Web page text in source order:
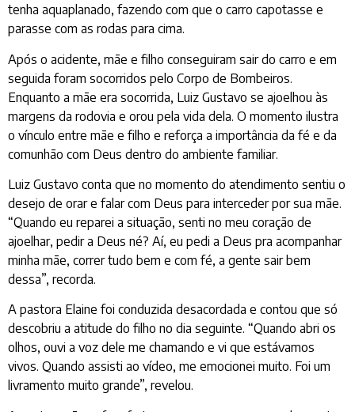
tenha aquaplanado, fazendo com que o carro capotasse e
parasse com as rodas para cima.
Após o acidente, mãe e filho conseguiram sair do carro e em
seguida foram socorridos pelo Corpo de Bombeiros.
Enquanto a mãe era socorrida, Luiz Gustavo se ajoelhou às
margens da rodovia e orou pela vida dela. O momento ilustra
o vínculo entre mãe e filho e reforça a importância da fé e da
comunhão com Deus dentro do ambiente familiar.
Luiz Gustavo conta que no momento do atendimento sentiu o
desejo de orar e falar com Deus para interceder por sua mãe.
“Quando eu reparei a situação, senti no meu coração de
ajoelhar, pedir a Deus né? Aí, eu pedi a Deus pra acompanhar
minha mãe, correr tudo bem e com fé, a gente sair bem
dessa”, recorda.
A pastora Elaine foi conduzida desacordada e contou que só
descobriu a atitude do filho no dia seguinte. “Quando abri os
olhos, ouvi a voz dele me chamando e vi que estávamos
vivos. Quando assisti ao vídeo, me emocionei muito. Foi um
livramento muito grande”, revelou.